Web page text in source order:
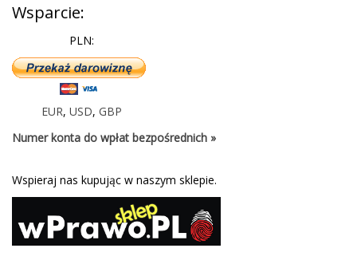
Wsparcie:
PLN:
EUR, USD, GBP
Numer konta do wpłat bezpośrednich »
Wspieraj nas kupując w naszym sklepie.